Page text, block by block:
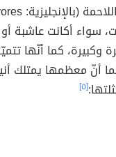
سواء أكانت عاشبة
كما أنّها
أنّ معظمها يمتلك
[٥]